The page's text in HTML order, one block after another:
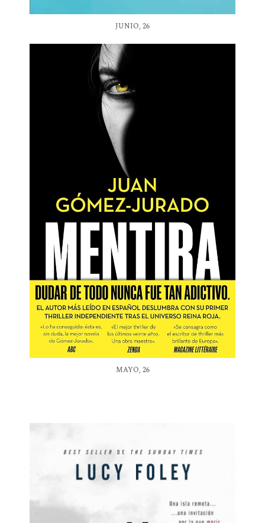
JUNIO, 26
MAYO, 26